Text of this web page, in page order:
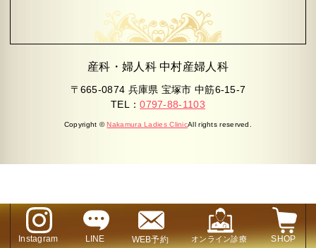
Instagram LINE WEB予約 オンライン診療 SHOP
産科・婦人科 中村産婦人科
〒665-0874 兵庫県 宝塚市 中筋6-15-7
TEL：0797-88-1103
Copyright ©Nakamura Ladies ClinicAll rights reserved.